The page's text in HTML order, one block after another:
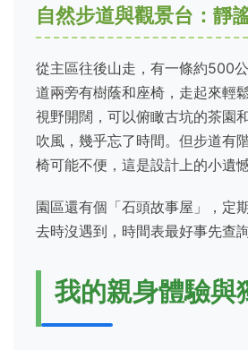
自然步道與觀景台：靜
從主區往後山走，有一條約500
道兩旁有樹蔭和座椅，走起來輕
視野開闊，可以俯瞰古坑的茶園
吹風，幾乎忘了時間。但步道有
椅可能不便，這是設計上的小遺憾
園區還有個「石頭故事屋」，定
去時沒遇到，時間表最好事先查詢
我的親身體驗與